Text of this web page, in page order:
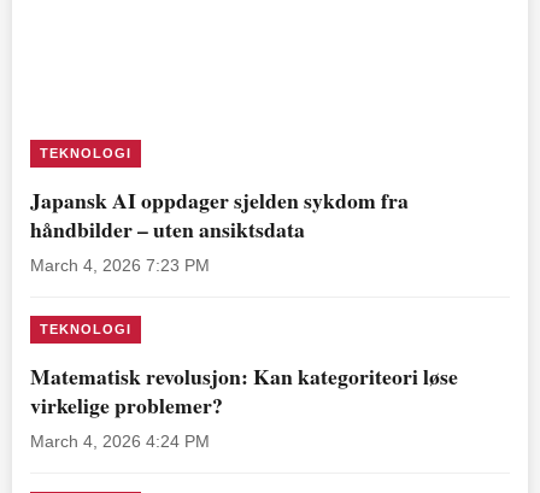
TEKNOLOGI
Japansk AI oppdager sjelden sykdom fra
håndbilder – uten ansiktsdata
March 4, 2026 7:23 PM
TEKNOLOGI
Matematisk revolusjon: Kan kategoriteori løse
virkelige problemer?
March 4, 2026 4:24 PM